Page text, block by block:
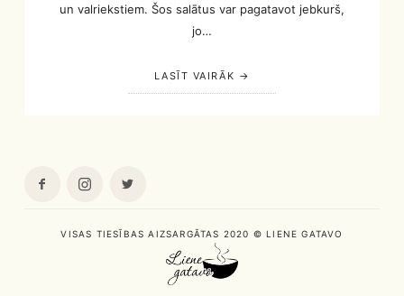
un valriekstiem. Šos salātus var pagatavot jebkurš,
jo…
LASĪT VAIRĀK
VISAS TIESĪBAS AIZSARGĀTAS 2020 © LIENE GATAVO